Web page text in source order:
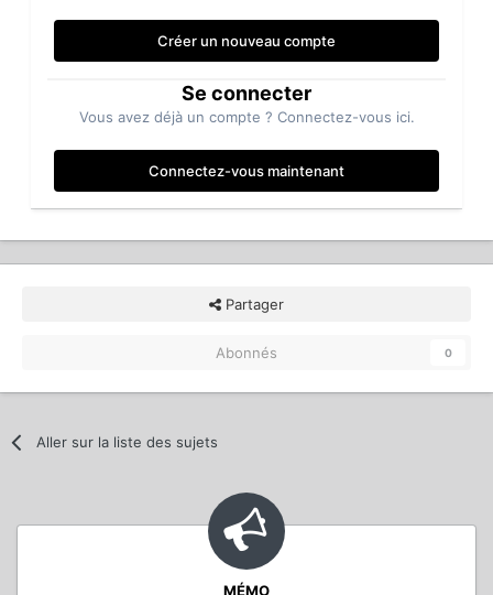
Créer un nouveau compte
Se connecter
Vous avez déjà un compte ? Connectez-vous ici.
Connectez-vous maintenant
Partager
Abonnés 0
Aller sur la liste des sujets
MÉMO